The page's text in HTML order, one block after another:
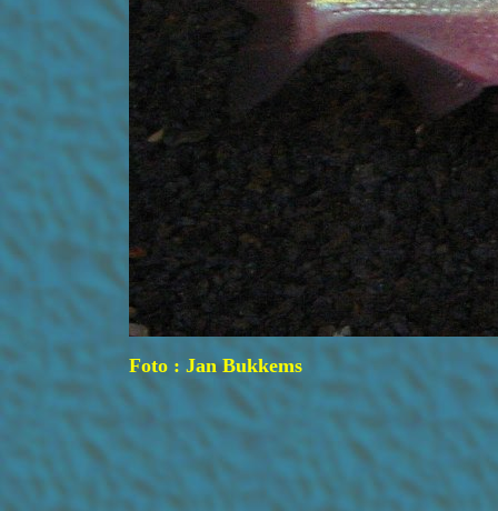
Foto : Jan Bukkems